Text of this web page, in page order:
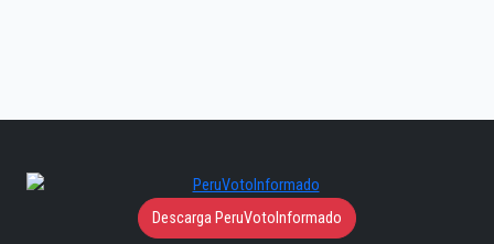
Descarga PeruVotoInformado